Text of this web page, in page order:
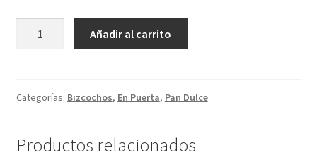
Añadir al carrito
Categorías: Bizcochos, En Puerta, Pan Dulce
Productos relacionados